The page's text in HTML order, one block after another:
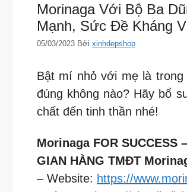
Morinaga Với Bộ Ba
Mạnh, Sức Đề Kháng
05/03/2023 Bởi xinhdepshop
Bật mí nhỏ với mẹ là trong
đúng không nào? Hãy bổ
chất đến tinh thần nhé!
Morinaga FOR SUCCESS
GIAN HÀNG TMĐT
– Website: https://